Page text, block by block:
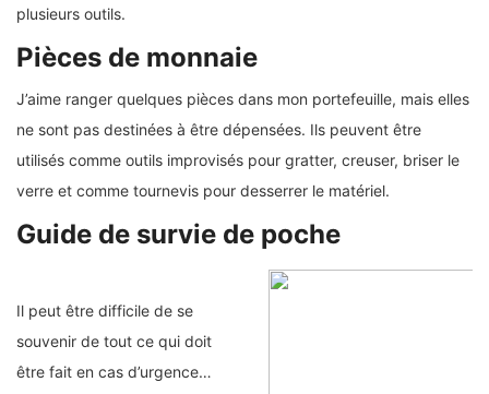
plusieurs outils.
Pièces de monnaie
J’aime ranger quelques pièces dans mon portefeuille, mais elles
ne sont pas destinées à être dépensées. Ils peuvent être
utilisés comme outils improvisés pour gratter, creuser, briser le
verre et comme tournevis pour desserrer le matériel.
Guide de survie de poche
Il peut être difficile de se
souvenir de tout ce qui doit
être fait en cas d’urgence…